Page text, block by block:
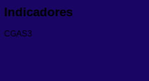
Indicadores
CGAS3